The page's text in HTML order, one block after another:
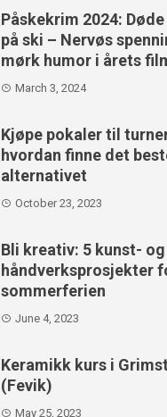
Påskekrim 2024:
på ski – Nervøs
mørk humor i årets
March 3, 2024
Kjøpe pokaler til
hvordan finne det
alternativet
October 23, 2023
Bli kreativ: 5 kunst- og
håndverksprosjekter
sommerferien
June 4, 2023
Keramikk kurs i
(Fevik)
May 25, 2023